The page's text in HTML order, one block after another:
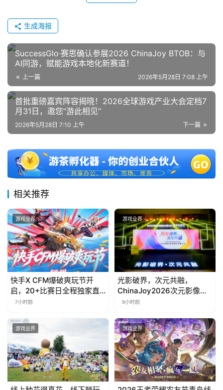
生成海报
SuccessGlo·赛思确认参展2026 ChinaJoy BTOB：与
AI同游，赋能游戏本地化新赛道！
上一篇 2026年5月28日 7:08 上午
首批重磅嘉宾阵容揭晓！2026全球游戏产业大会定档7
月31日，邀您“游此相见”
下一篇
2026年5月28日 7:10 上午
相关推荐
游戏业界
快手X CFM爆破爽玩节开
启，20+比赛日全程独家直
播
7小时前
游戏业界
光影破界，次元共融，
ChinaJoy2026次元影像生
态标准化发展大会盛大召开
9小时前
游戏业界 游戏业界